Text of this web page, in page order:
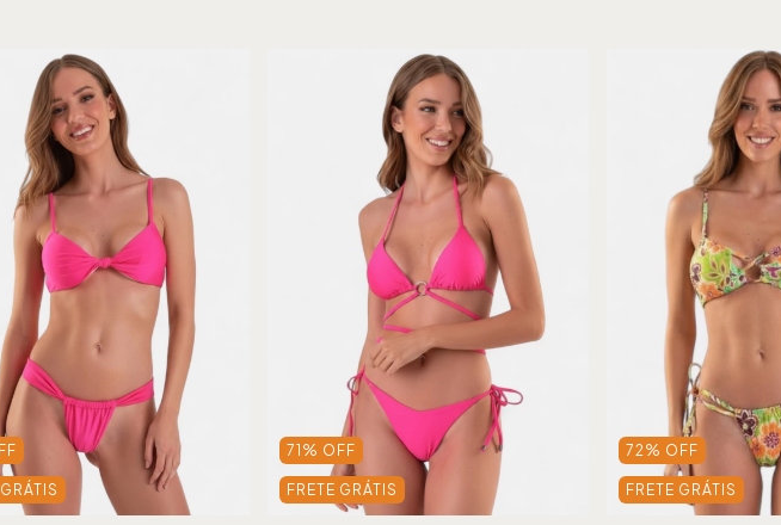
71 % OFF
FRETE GRÁTIS
72% OFF
FRETE GRÁTIS